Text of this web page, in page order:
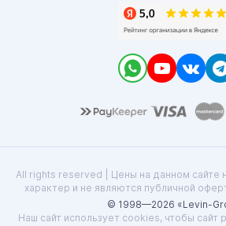
All rights reserved | Цены на данном сайте
характер и не являются публичной
© 1998—2026 «Levin-
Наш сайт использует cookies, чтобы сайт